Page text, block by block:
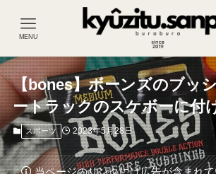
MENU
【bones】ボーンズのブッ
ートラックのスケボーに付
スポーツ 2023年5月28日
当ページのリンクには広告が含まれ